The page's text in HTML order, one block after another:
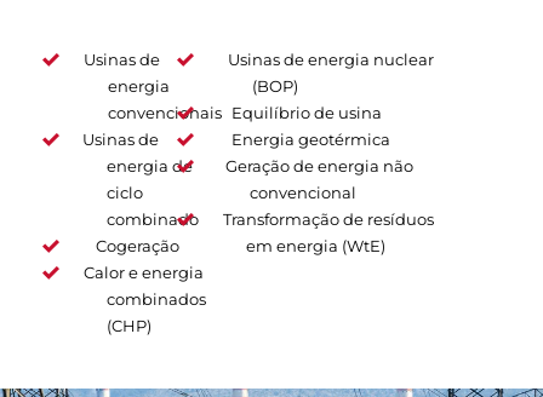
Usinas de
energia
convencionais
Usinas de
energia de
ciclo
combinado
Cogeração
Calor e energia
combinados
(CHP)
Usinas de energia nuclear
(BOP)
Equilíbrio de usina
Energia geotérmica
Geração de energia não
convencional
Transformação de resíduos
em energia (WtE)